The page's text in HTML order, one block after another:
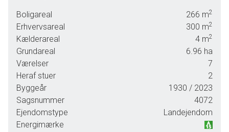
af ejer.
Du møder bare frem på ejendommen søndag dem 9.
august mellem 14 og 15.
Mægler er til stede.
Tæt på Kongenshus Mindepark og den fantastiske natur
mellem Kongenshus og Daugbjerg ligger denne flotte
naturejendom med 7 hektar. Her er høje Nordmannsgraner,
Birk, Fyr, Sika, Hassel, Tjuja, Bøg og en række yderligere
Boligareal 266 m2
Erhvervsareal 300 m2
Kælderareal 4 m2
Grundareal 6.96 ha
Værelser
7
Heraf stuer
2
Byggeår
1930 / 2023
Sagsnummer
4072
Ejendomstype
Landejendom
Energimærke